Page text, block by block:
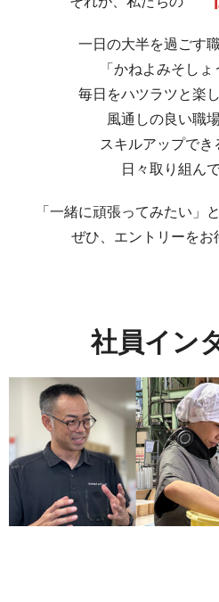
一日の大半を過ごす
「かねよみそしょ
毎日をハツラツと楽
風通しの良い職
スキルアップでき
日々取り組ん
「一緒に頑張ってみたい」
ぜひ、エントリーをお
社員イン